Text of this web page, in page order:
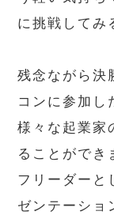
に挑戦してみ
残念ながら決
コンに参加し
様々な起業家
ることができ
フリーダーと
ゼンテーショ